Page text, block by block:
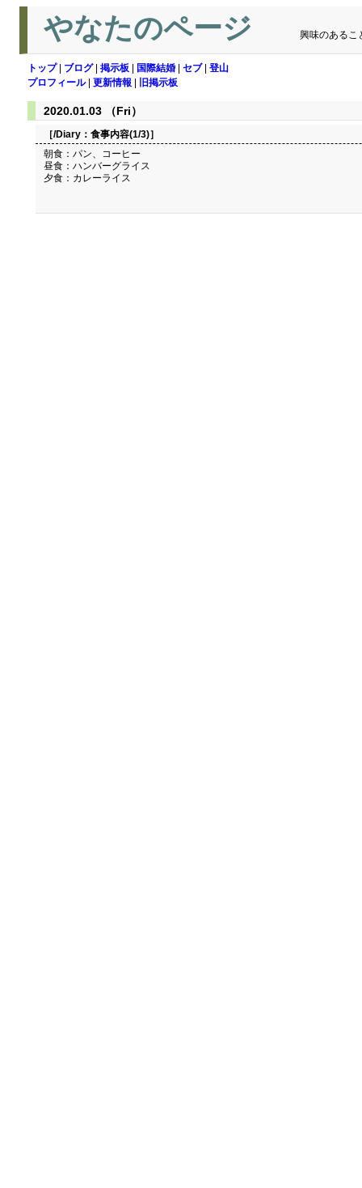
やなたのページ 興味のあるこ
トップ| ブログ| 掲示板 国際結婚 セブ| 登山
プロフィール| 更新情報 旧掲示板
2020.01.03 （Fri）
［/Diary： 食事内容(1/3)］
朝食：パン、コーヒー
昼食：ハンバーグライス
夕食：カレーライス